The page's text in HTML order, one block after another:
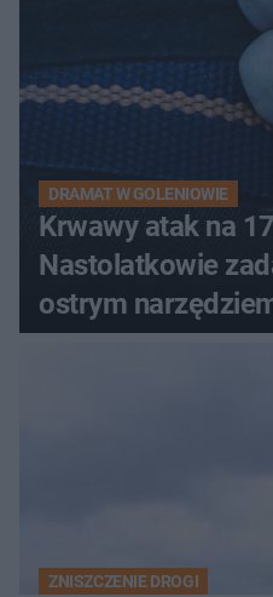
DRAMAT W GOLENIOWIE
Krwawy atak na
Nastolatkowie
ostrym
zdecyduje sąd
ZNISZCZENIE DROGI